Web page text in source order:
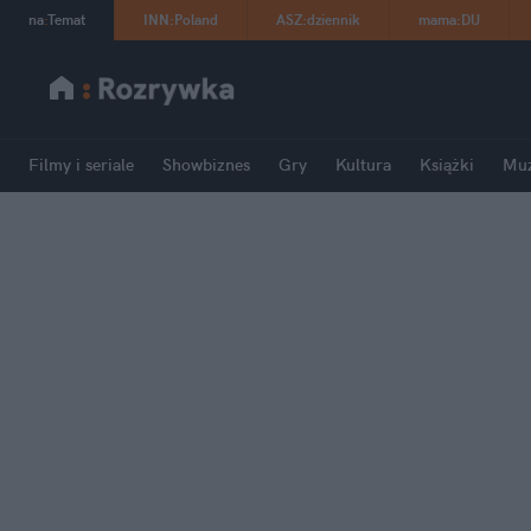
na:Temat INN:Poland ASZ:dziennik mama:DU
Filmy i seriale Showbiznes Gry Kultura Książki